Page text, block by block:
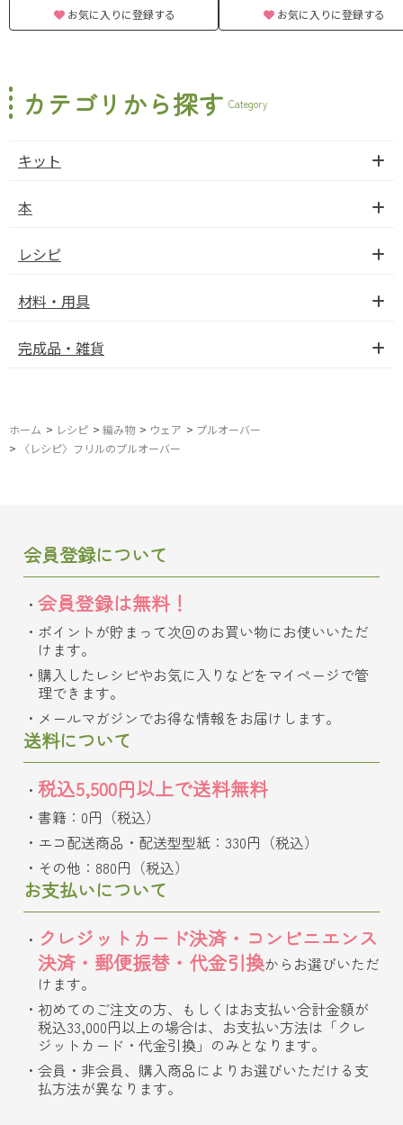
お気に入りに登録する お気に入りに登録する
カテゴリから探す Category
キット
本
レシピ
材料・用具
完成品・雑貨
ホーム > レシピ > 編み物 > ウェア > プルオーバー
>
〈レシピ〉フリルのプルオーバー
会員登録について
会員登録は無料！
ポイントが貯まって次回のお買い物にお使いいただ
けます。
購入したレシピやお気に入りなどをマイページで管
理できます。
メールマガジンでお得な情報をお届けします。
送料について
税込5,500円以上で送料無料
書籍：0円（税込）
エコ配送商品・配送型型紙：330円（税込）
その他：880円（税込）
お支払いについて
クレジットカード決済・コンビニエンス
決済・郵便振替・代金引換からお選びいただ
けます。
初めてのご注文の方、もしくはお支払い合計金額が
税込33,000円以上の場合は、お支払い方法は「クレ
ジットカード・代金引換」のみとなります。
会員・非会員、購入商品によりお選びいただける支
払方法が異なります。